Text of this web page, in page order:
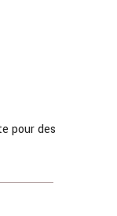
pour des